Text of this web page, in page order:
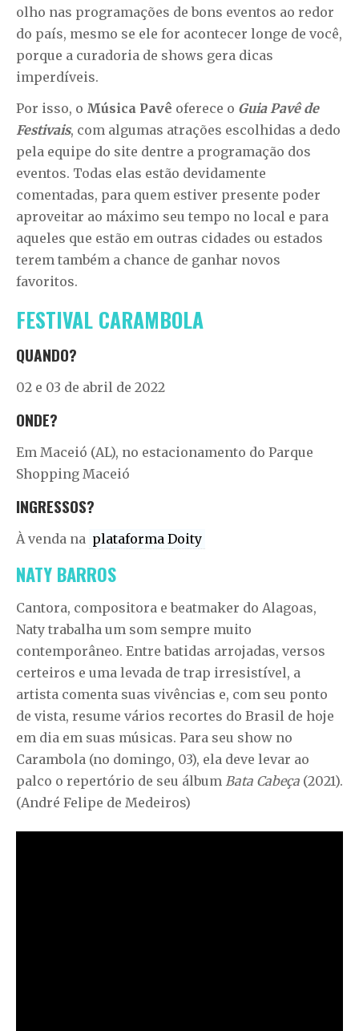
olho nas programações de bons eventos ao redor
do país, mesmo se ele for acontecer longe de você,
porque a curadoria de shows gera dicas
imperdíveis.
Por isso, o Música Pavê oferece o Guia Pavê de
Festivais, com algumas atrações escolhidas a dedo
pela equipe do site dentre a programação dos
eventos. Todas elas estão devidamente
comentadas, para quem estiver presente poder
aproveitar ao máximo seu tempo no local e para
aqueles que estão em outras cidades ou estados
terem também a chance de ganhar novos
favoritos.
FESTIVAL CARAMBOLA
QUANDO?
02 e 03 de abril de 2022
ONDE?
Em Maceió (AL), no estacionamento do Parque
Shopping Maceió
INGRESSOS?
À venda na plataforma Doity
NATY BARROS
Cantora, compositora e beatmaker do Alagoas,
Naty trabalha um som sempre muito
contemporâneo. Entre batidas arrojadas, versos
certeiros e uma levada de trap irresistível, a
artista comenta suas vivências e, com seu ponto
de vista, resume vários recortes do Brasil de hoje
em dia em suas músicas. Para seu show no
Carambola (no domingo, 03), ela deve levar ao
palco o repertório de seu álbum Bata Cabeça (2021).
(André Felipe de Medeiros)